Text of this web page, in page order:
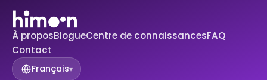
À proposBlogueCentre de connaissancesFAQ
Contact
Français▾